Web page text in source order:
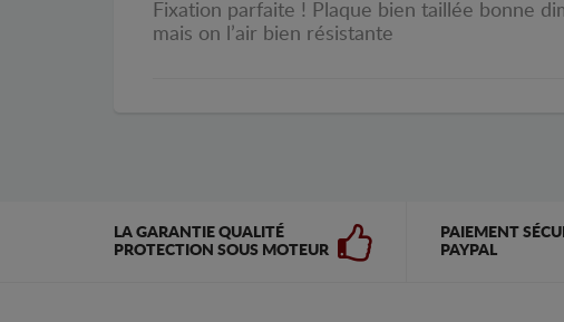
Fixation parfaite ! Plaque bien taillée bonne
mais on l’air bien résistante
LA GARANTIE QUALITÉ
PROTECTION SOUS MOTEUR
PAIEMENT
PAYPAL